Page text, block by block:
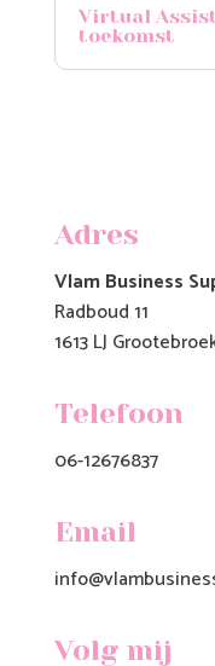
Virtual
toekomst
Adres
Vlam Business
Radboud 11
1613 LJ
Telefoon
06-12676837
Email
Volg mij